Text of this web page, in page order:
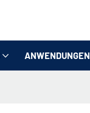
ANWENDUNGEN